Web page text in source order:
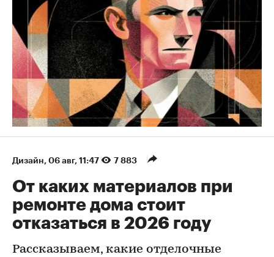
Дизайн⁠, 06 авг, 11:47 7 883
От каких материалов при
ремонте дома стоит
отказаться в 2026 году
Рассказываем, какие отделочные